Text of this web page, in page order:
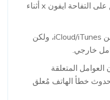
2.قد يكون الجهاز أيضًا مُعلق على التفاحة ايفون x أثناء
3.محاولة استعادة البيانات من iCloud/iTunes، ولكن
خارجي.
المتعلقة
حدوث خطأ الهاتف مُعلق